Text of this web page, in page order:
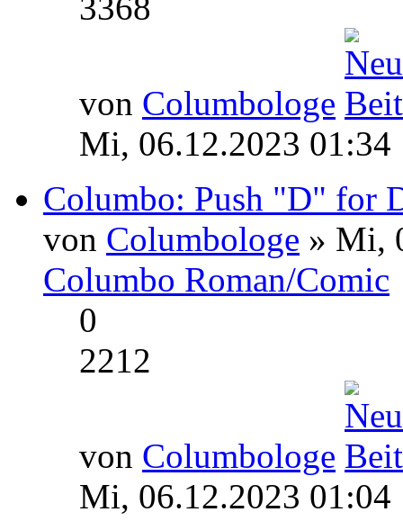
von Columbologe
Mi, 06.12.2023 01:34
Columbo: Push "D" for
von Columbologe » Mi,
Columbo Roman/Comic
0
2212
von Columbologe
Mi, 06.12.2023 01:04